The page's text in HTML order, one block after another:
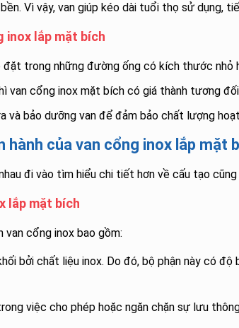
Vì vậy, van giúp kéo dài tuổi thọ sử dụng,
inox lắp mặt bích
đặt trong những đường ống có kích thước nhỏ
van cổng inox mặt bích có giá thành tương
và bảo dưỡng van để đảm bảo chất lượng
hành của van cổng inox lắp mặt
đi vào tìm hiểu chi tiết hơn về cấu tạo
lắp mặt bích
van cổng inox bao gồm:
bởi chất liệu inox. Do đó, bộ phận này có
việc cho phép hoặc ngăn chặn sự lưu